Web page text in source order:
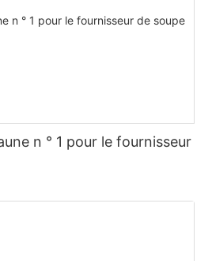
n ° 1 pour le fournisseur